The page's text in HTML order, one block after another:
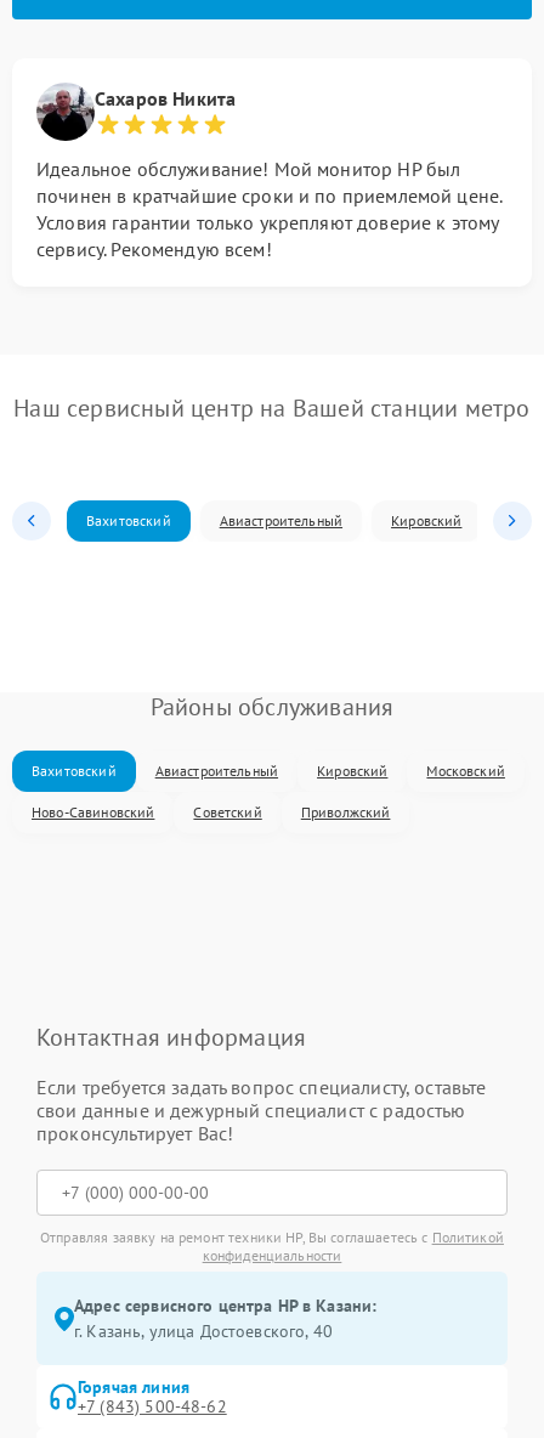
Сахаров Никита
Идеальное обслуживание! Мой монитор HP был
починен в кратчайшие сроки и по приемлемой цене.
Условия гарантии только укрепляют доверие к этому
сервису. Рекомендую всем!
Наш сервисный центр на Вашей станции метро
Вахитовский Авиастроительный Кировский
Районы обслуживания
Вахитовский Авиастроительный Кировский Московский
Ново-Савиновский Советский Приволжский
Контактная информация
Если требуется задать вопрос специалисту, оставьте
свои данные и дежурный специалист с радостью
проконсультирует Вас!
Отправляя заявку на ремонт техники HP, Вы соглашаетесь с Политикой
конфиденциальности
Адрес сервисного центра HP в Казани:
г. Казань, улица Достоевского, 40
Горячая линия
+7 (843) 500-48-62